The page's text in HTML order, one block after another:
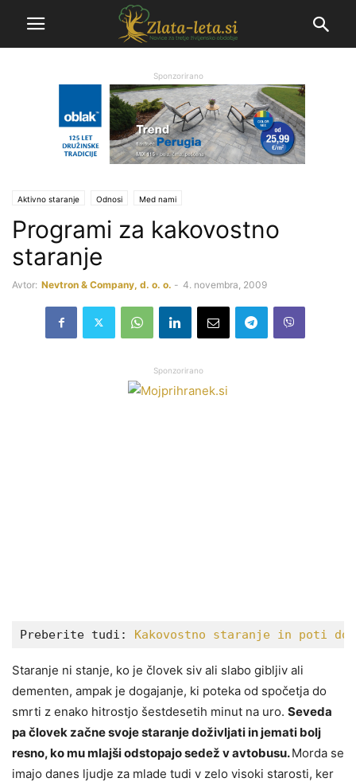
Sponzorirano
Aktivno staranje Odnosi Med nami
Programi za kakovostno
staranje
Avtor: Nevtron & Company, d. o. o. - 4. novembra, 2009
Sponzorirano
Preberite tudi: Kakovostno staranje in poti do
Staranje ni stanje, ko je človek siv ali slabo gibljiv ali
dementen, ampak je dogajanje, ki poteka od spočetja do
smrti z enako hitrostjo šestdesetih minut na uro. Seveda
pa človek začne svoje staranje doživljati in jemati bolj
resno, ko mu mlajši odstopajo sedež v avtobusu.Morda se
imajo danes ljudje za mlade tudi v zelo visoki starosti, ker